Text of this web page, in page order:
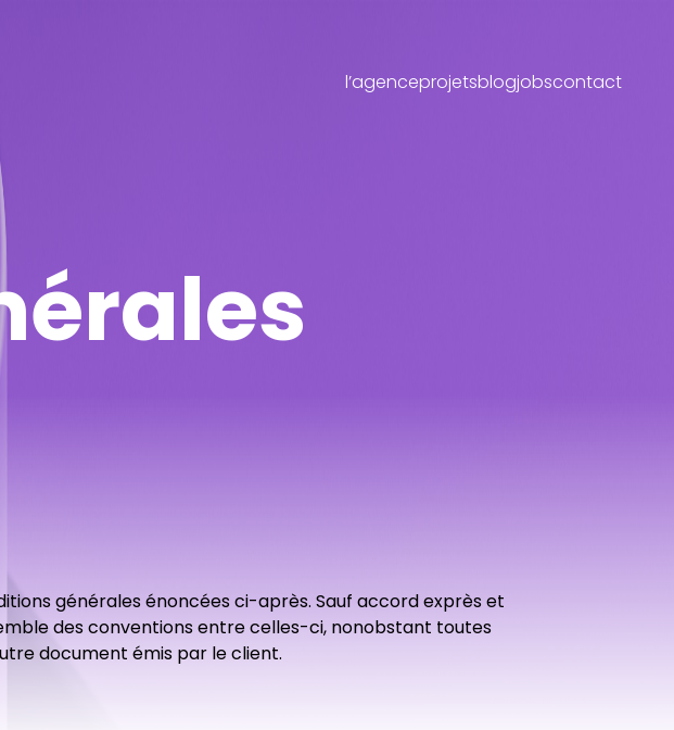
l’agenceprojetsblogjobscontact
générales énoncées ci-après. Sauf accord exprès et
des conventions entre celles-ci, nonobstant toutes
document émis par le client.